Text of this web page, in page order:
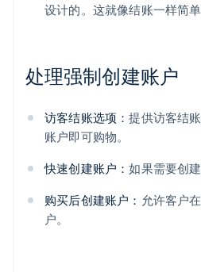
设计的。这就像结账一样简单
处理强制创建账户
访客结账选项：提供访客结
账户即可购物。
快速创建账户：如果需要创
购买后创建账户： 允许客户
户。